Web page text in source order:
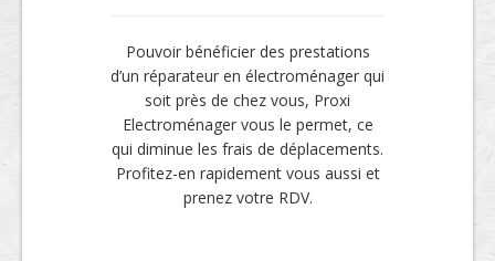
Pouvoir bénéficier des prestations
d’un réparateur en électroménager qui
soit près de chez vous, Proxi
Electroménager vous le permet, ce
qui diminue les frais de déplacements.
Profitez-en rapidement vous aussi et
prenez votre RDV.